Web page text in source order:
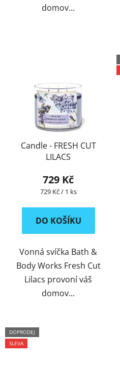
domov...
Candle - FRESH CUT
LILACS
729 Kč
Měrná
729 Kč / 1 ks
DO KOŠÍKU
Vonná svíčka Bath &
Body Works Fresh Cut
Lilacs provoní váš
domov...
DOPRODEJ
SLEVA